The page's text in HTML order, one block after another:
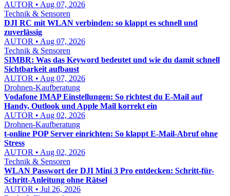
AUTOR • Aug 07, 2026
Technik & Sensoren
DJI RC mit WLAN verbinden: so klappt es schnell und
zuverlässig
AUTOR • Aug 07, 2026
Technik & Sensoren
SIMBR: Was das Keyword bedeutet und wie du damit schnell
Sichtbarkeit aufbaust
AUTOR • Aug 07, 2026
Drohnen-Kaufberatung
Vodafone IMAP Einstellungen: So richtest du E-Mail auf
Handy, Outlook und Apple Mail korrekt ein
AUTOR • Aug 02, 2026
Drohnen-Kaufberatung
t-online POP Server einrichten: So klappt E-Mail-Abruf ohne
Stress
AUTOR • Aug 02, 2026
Technik & Sensoren
WLAN Passwort der DJI Mini 3 Pro entdecken: Schritt-für-
Schritt-Anleitung ohne Rätsel
AUTOR • Jul 26, 2026